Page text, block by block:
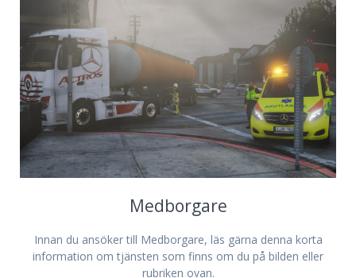
Medborgare
Innan du ansöker till Medborgare, läs gärna denna korta
information om tjänsten som finns om du på bilden eller
rubriken ovan.